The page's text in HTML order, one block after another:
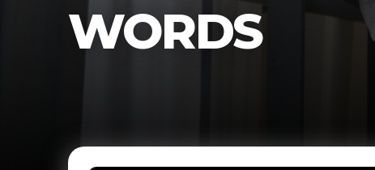
WORDS